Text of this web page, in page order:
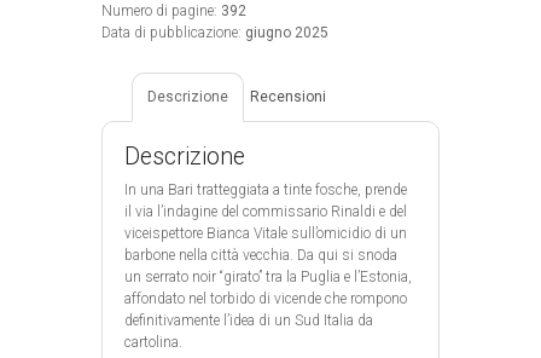
Numero di pagine: 392
Data di pubblicazione: giugno 2025
Descrizione Recensioni
Descrizione
In una Bari tratteggiata a tinte fosche, prende
il via l’indagine del commissario Rinaldi e del
viceispettore Bianca Vitale sull’omicidio di un
barbone nella città vecchia. Da qui si snoda
un serrato noir “girato” tra la Puglia e l’Estonia,
affondato nel torbido di vicende che rompono
definitivamente l’idea di un Sud Italia da
cartolina.